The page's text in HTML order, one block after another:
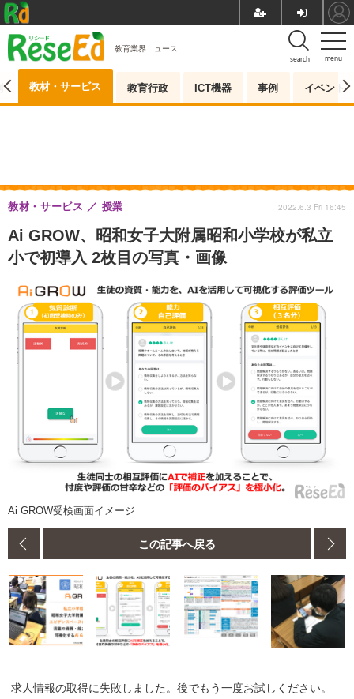
menu
search
教育業界ニュース
教材・サービス 教育行政 ICT機器 事例 イベント
Ai GROW、昭和女子大附属昭和小学校が私立
小で初導入 2枚目の写真・画像
教材・サービス 授業 2022.6.3 Fri 16:45
Ai GROW受検画面イメージ
この記事へ戻る
求人情報の取得に失敗しました。後でもう一度お試しください。